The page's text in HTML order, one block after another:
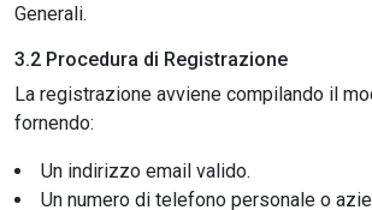
Generali.
3.2 Procedura di Registrazione
La registrazione avviene compilando il
fornendo:
Un indirizzo email valido.
Un numero di telefono personale o